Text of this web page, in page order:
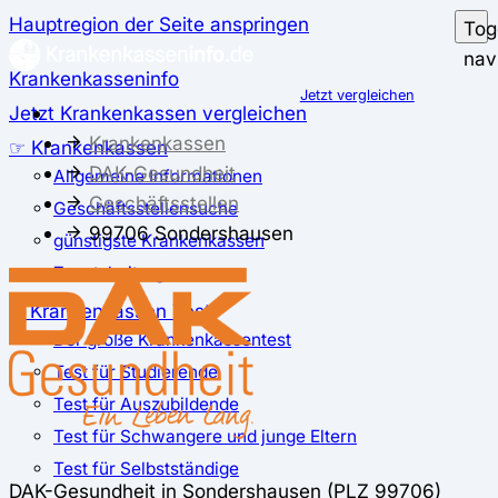
Hauptregion der Seite anspringen
Krankenkasseninfo
Jetzt Krankenkassen vergleichen
☞ Krankenkassen
Allgemeine Informationen
Geschäftsstellensuche
günstigste Krankenkassen
Zusatzbeitrag
✅ Krankenkassen Test
Der große Krankenkassentest
Test für Studierende
Test für Auszubildende
Test für Schwangere und junge Eltern
Test für Selbstständige
Jetzt vergleichen
Krankenkassen
DAK-Gesundheit
Geschäftsstellen
99706 Sondershausen
DAK-Gesundheit in Sondershausen (PLZ 99706)